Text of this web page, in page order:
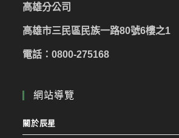
高雄分公司
高雄市三民區民族一路80號6樓之1
電話：0800-275168
網站導覽
關於辰星